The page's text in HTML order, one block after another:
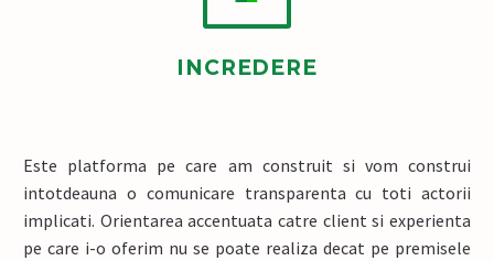
INCREDERE
Este platforma pe care am construit si vom construi
intotdeauna o comunicare transparenta cu toti actorii
implicati. Orientarea accentuata catre client si experienta
pe care i-o oferim nu se poate realiza decat pe premisele